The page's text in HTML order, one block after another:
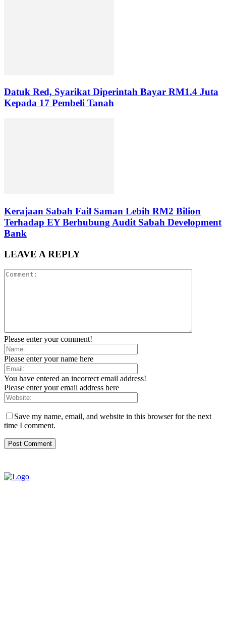
Datuk Red, Syarikat Diperintah Bayar RM1.4 Juta
Kepada 17 Pembeli Tanah
Kerajaan Sabah Fail Saman Lebih RM2 Bilion
Terhadap EY Berhubung Audit Sabah Development
Bank
LEAVE A REPLY
Please enter your comment!
Please enter your name here
You have entered an incorrect email address!
Please enter your email address here
Save my name, email, and website in this browser for the next
time I comment.